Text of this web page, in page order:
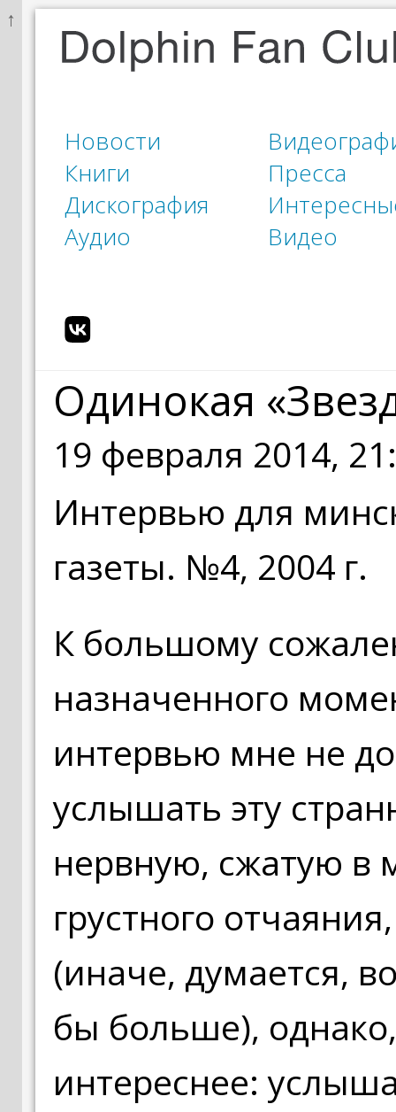
↑
Новости
Книги
Дискография
Аудио
Пресса
Видео
Одинокая
19 февраля 2014,
Интервью для
газеты. №4, 2004 г.
К большому
назначенного
интервью мне не
услышать эту
нервную, сжатую в
грустного
(иначе, думается,
бы больше),
интереснее: